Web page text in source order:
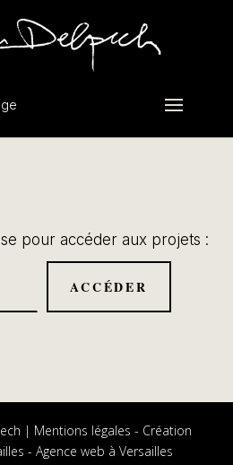
pour accéder aux projets :
| Mentions légales - Création
- Agence web à Versailles